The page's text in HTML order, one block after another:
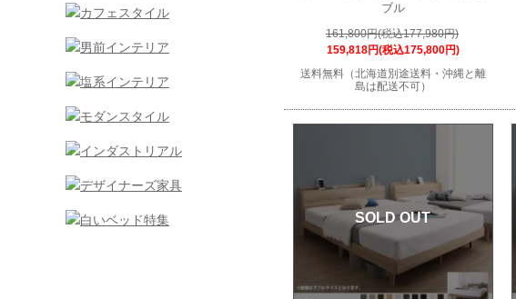
ブル
161,800円(税込177,980円)
159,818円(税込175,800円)
送料無料（北海道別途送料・沖縄と離
島は配送不可）
SOLD OUT